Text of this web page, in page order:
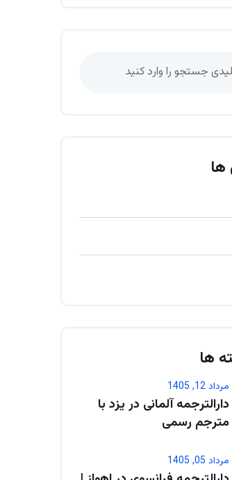
ها
مرداد 12, 1405
دارالترجمه آلمانی در یزد با
مترجم رسمی
مرداد 05, 1405